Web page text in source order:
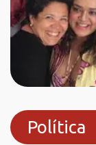
Política